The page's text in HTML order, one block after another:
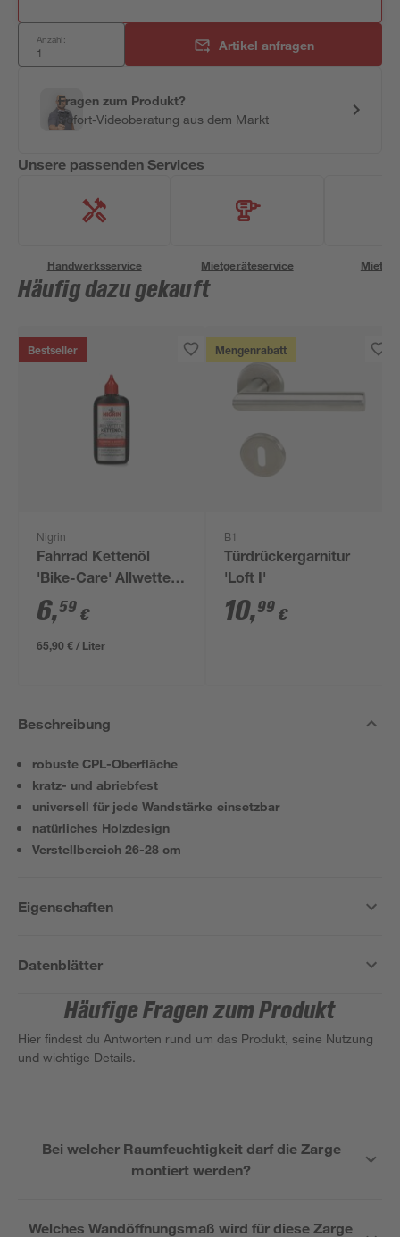
Anzahl: Artikel anfragen
Fragen zum Produkt?
Sofort-Videoberatung aus dem Markt
Unsere passenden Services
Handwerksservice Mietgeräteservice
Häufig dazu gekauft
Bestseller
Nigrin
Fahrrad Kettenöl
'Bike-Care' Allwetter
100 ml
6,59 €
65,90 € / Liter
Mengenrabatt
B1
Türdrückergarnitur
'Loft I'
10,99 €
Beschreibung
robuste CPL-Oberfläche
kratz- und abriebfest
universell für jede Wandstärke einsetzbar
natürliches Holzdesign
Verstellbereich 26-28 cm
Eigenschaften
Datenblätter
Häufige Fragen zum Produkt
Hier findest du Antworten rund um das Produkt, seine Nutzung
und wichtige Details.
Bei welcher Raumfeuchtigkeit darf die Zarge
montiert werden?
Welches Wandöffnungsmaß wird für diese Zarge